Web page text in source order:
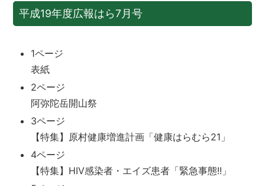
平成19年度広報はら7月号
1ページ
表紙
2ページ
阿弥陀岳開山祭
3ページ
【特集】原村健康増進計画「健康はらむら21」
4ページ
【特集】HIV感染者・エイズ患者「緊急事態!!」